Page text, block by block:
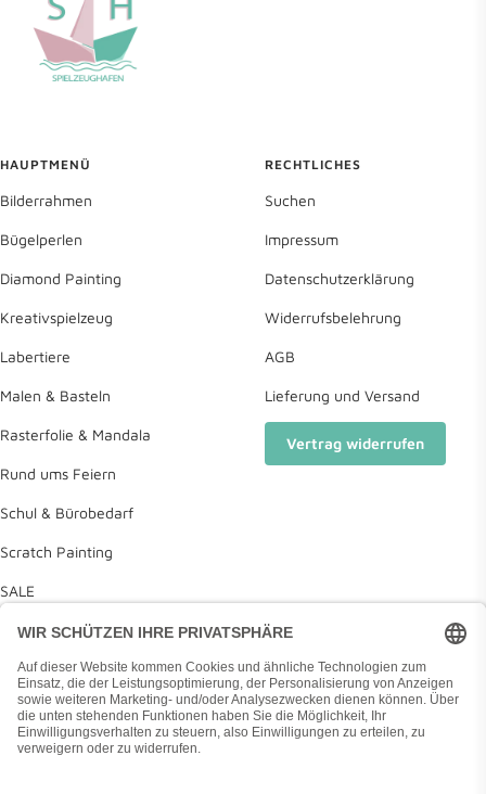
HAUPTMENÜ
Bilderrahmen
Bügelperlen
Diamond Painting
Kreativspielzeug
Labertiere
Malen & Basteln
Rasterfolie & Mandala
Rund ums Feiern
Schul & Bürobedarf
Scratch Painting
SALE
Deine Wunschliste
Diamond Painting Anleitung
RECHTLICHES
Suchen
Impressum
Datenschutzerklärung
Widerrufsbelehrung
AGB
Lieferung und Versand
Vertrag widerrufen
Land/Region
Deutschland (EUR €)